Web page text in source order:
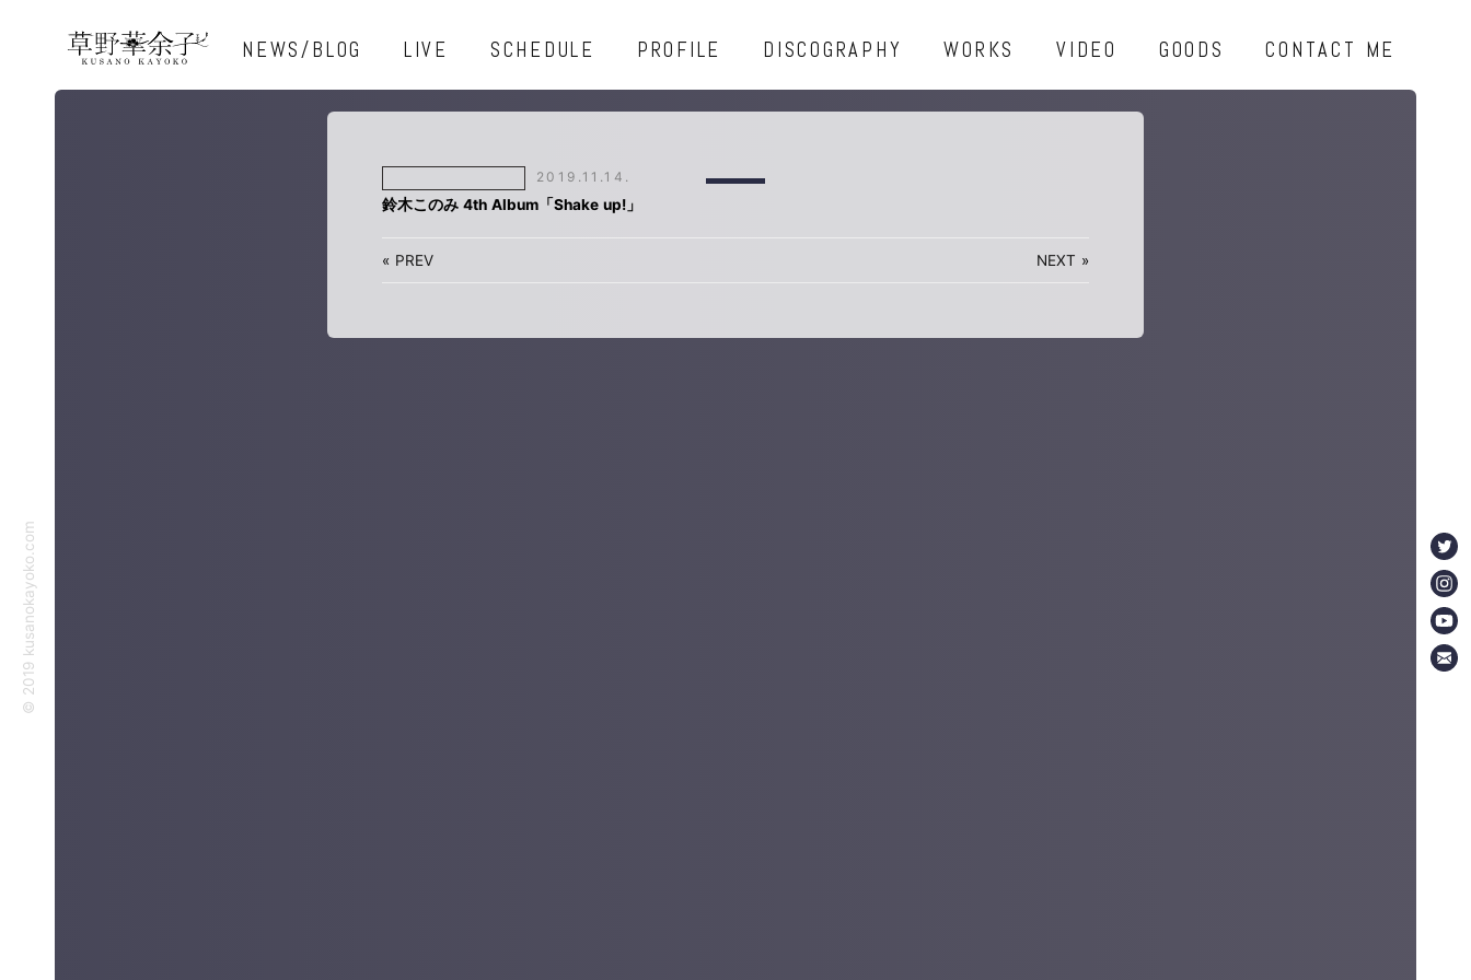
NEWS/BLOG LIVE SCHEDULE PROFILE DISCOGRAPHY WORKS VIDEO GOODS CONTACT ME
2019.11.14.
鈴木このみ 4th Album「Shake up!」
« PREV NEXT »
©︎ 2019 kusanokayoko.com